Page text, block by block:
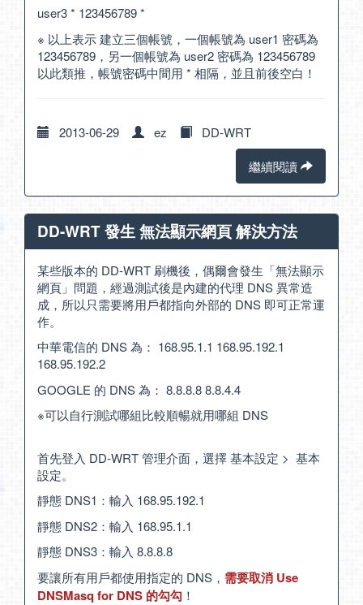
user3 * 123456789 *
※ 以上表示 建立三個帳號，一個帳號為 user1 密碼為
123456789，另一個帳號為 user2 密碼為 123456789
以此類推，帳號密碼中間用 * 相隔，並且前後空白！
2013-06-29 ez
DD-WRT
繼續閱讀
DD-WRT 發生 無法顯示網頁 解決方法
某些版本的 DD-WRT 刷機後，偶爾會發生「無法顯示
網頁」問題，經過測試後是內建的代理 DNS 異常造
成，所以只需要將用戶都指向外部的 DNS 即可正常運
作。
中華電信的 DNS 為： 168.95.1.1 168.95.192.1
168.95.192.2
GOOGLE 的 DNS 為： 8.8.8.8 8.8.4.4
※可以自行測試哪組比較順暢就用哪組 DNS
首先登入 DD-WRT 管理介面，選擇 基本設定 > 基本
設定。
靜態 DNS1：輸入 168.95.192.1
靜態 DNS2：輸入 168.95.1.1
靜態 DNS3：輸入 8.8.8.8
要讓所有用戶都使用指定的 DNS， 需要取消 Use
DNSMasq for DNS 的勾勾 ！